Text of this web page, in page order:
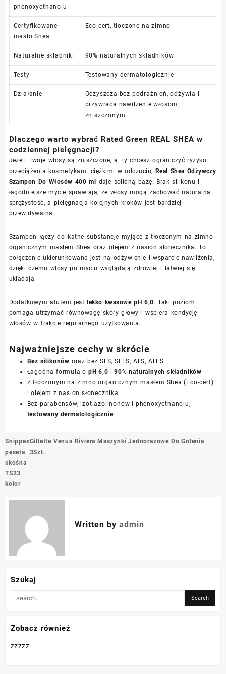
phenoxyethanolu
Certyfikowane
masło Shea
Eco-cert, tłoczone na zimno
Naturalne składniki 90% naturalnych składników
Testy Testowany dermatologicznie
Działanie
Oczyszcza bez podrażnień, odżywia i
przywraca nawilżenie włosom
zniszczonym
Dlaczego warto wybrać Rated Green REAL SHEA w
codziennej pielęgnacji?
Jeżeli Twoje włosy są zniszczone, a Ty chcesz ograniczyć ryzyko
przeciążenia kosmetykami ciężkimi w odczuciu, Real Shea Odżywczy
Szampon Do Włosów 400 ml daje solidną bazę. Brak silikonu i
łagodniejsze mycie sprawiają, że włosy mogą zachować naturalną
sprężystość, a pielęgnacja kolejnych kroków jest bardziej
przewidywalna.
Szampon łączy delikatne substancje myjące z tłoczonym na zimno
organicznym masłem Shea oraz olejem z nasion słonecznika. To
połączenie ukierunkowane jest na odżywienie i wsparcie nawilżenia,
dzięki czemu włosy po myciu wyglądają zdrowiej i łatwiej się
układają.
Dodatkowym atutem jestlekko kwasowe pH 6,0. Taki poziom
pomaga utrzymać równowagę skóry głowy i wspiera kondycję
włosów w trakcie regularnego użytkowania.
Najważniejsze cechy w skrócie
Bez silikonów oraz bez SLS, SLES, ALS, ALES
Łagodna formuła o pH 6,0 i90% naturalnych składników
Z tłoczonym na zimno organicznym masłem Shea (Eco-cert)
i olejem z nasion słonecznika
Bez parabensów, izotiazolinonów i phenoxyethanolu;
testowany dermatologicznie
Nawigacja
wpisu
Snippex
pęseta
skośna
TS23
kolor
Gillette Venus Riviera Maszynki Jednorazowe Do Golenia
3Szt.
Written by admin
Szukaj
Zobacz również
zzzzz